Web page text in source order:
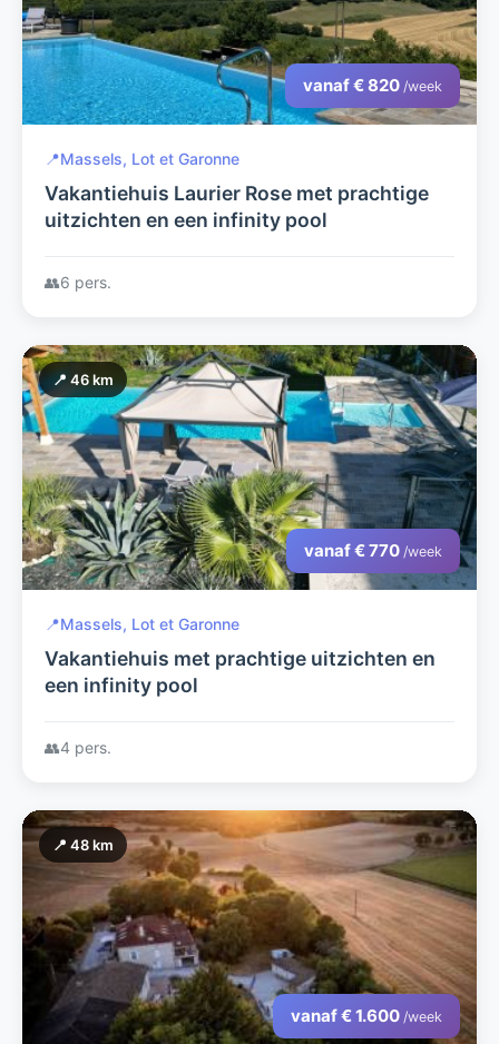
vanaf € 820 /week
📍Massels, Lot et Garonne
Vakantiehuis Laurier Rose met prachtige
uitzichten en een infinity pool
👥6 pers.
📍 46 km
vanaf € 770 /week
📍Massels, Lot et Garonne
Vakantiehuis met prachtige uitzichten en
een infinity pool
👥4 pers.
📍 48 km
vanaf € 1.600 /week